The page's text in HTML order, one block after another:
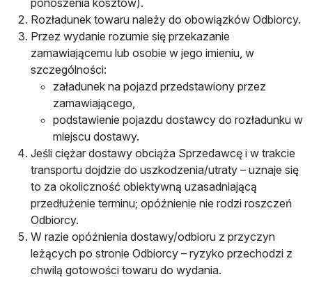
ponoszenia kosztów).
Rozładunek towaru należy do obowiązków Odbiorcy.
Przez wydanie rozumie się przekazanie
zamawiającemu lub osobie w jego imieniu, w
szczególności:
załadunek na pojazd przedstawiony przez
zamawiającego,
podstawienie pojazdu dostawcy do rozładunku w
miejscu dostawy.
Jeśli ciężar dostawy obciąża Sprzedawcę i w trakcie
transportu dojdzie do uszkodzenia/utraty – uznaje się
to za okoliczność obiektywną uzasadniającą
przedłużenie terminu; opóźnienie nie rodzi roszczeń
Odbiorcy.
W razie opóźnienia dostawy/odbioru z przyczyn
leżących po stronie Odbiorcy – ryzyko przechodzi z
chwilą gotowości towaru do wydania.